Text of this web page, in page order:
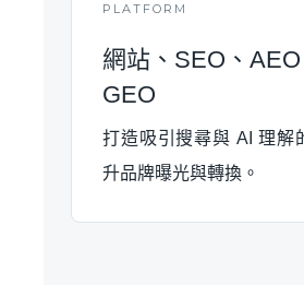
PLATFORM
網站、SEO、
GEO
打造吸引搜尋與 AI 理解
升品牌曝光與轉換。